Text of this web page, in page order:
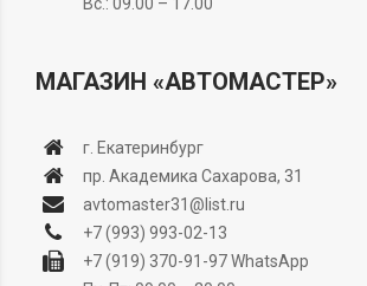
МАГАЗИН «АВТОМАСТЕР»
г. Екатеринбург
пр. Академика Сахарова, 31
avtomaster31@list.ru
+7 (993) 993-02-13
+7 (919) 370-91-97WhatsApp